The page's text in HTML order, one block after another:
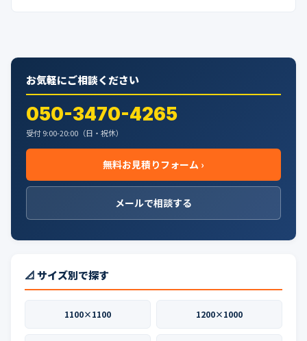
お気軽にご相談ください
050-3470-4265
受付 9:00-20:00（日・祝休）
無料お見積りフォーム ›
メールで相談する
📐 サイズ別で探す
1100×1100 1200×1000